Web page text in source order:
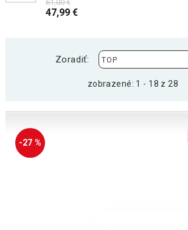
61,00 €
47,99 €
Zoradiť:
zobrazené: 1 - 18 z 28
-27 %